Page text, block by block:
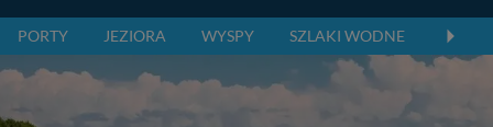
PORTY JEZIORA WYSPY SZLAKI WODNE